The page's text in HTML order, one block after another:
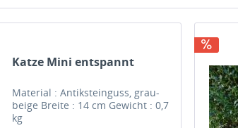
Katze Mini entspannt
Material : Antiksteinguss, grau-
beige Breite : 14 cm Gewicht : 0,7
kg